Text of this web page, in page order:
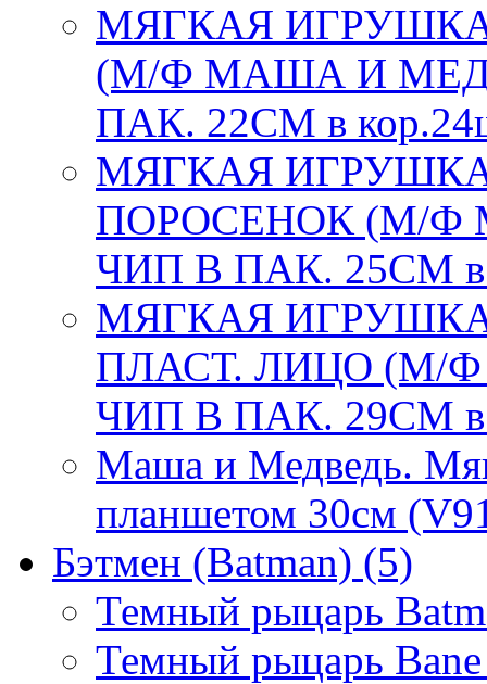
МЯГКАЯ
(М/Ф МАША И
ПАК. 22СМ в
МЯГКАЯ
ПОРОСЕНОК (М/Ф
ЧИП В ПАК. 25СМ в
МЯГКАЯ
ПЛАСТ. ЛИЦО (М/
ЧИП В ПАК. 29СМ в
Маша и Медведь.
планшетом 30см
Бэтмен (Batman) (5)
Темный рыцарь
Темный рыцарь Bane